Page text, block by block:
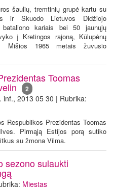
šaulių, tremtinių grupė kartu su
ir Skuodo Lietuvos Didžiojo
bataliono kariais bei 50 jaunųjų
į Kretingos rajoną, Kūlupėnų
Mišios 1965 metais žuvusio
Toomas
2
inf., 2013 05 30 | Rubrika:
Respublikos Prezidentas Toomas
Pirmąją Estijos porą sutiko
su žmona Vilma.
sezono sulaukti
Miestas